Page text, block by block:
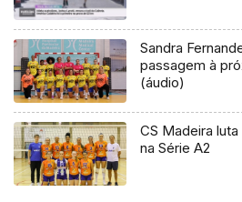
Sandra
passagem à
(áudio)
CS Madeira
na Série A2